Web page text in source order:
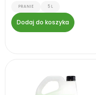
PRANIE 5 L
Dodaj do koszyka